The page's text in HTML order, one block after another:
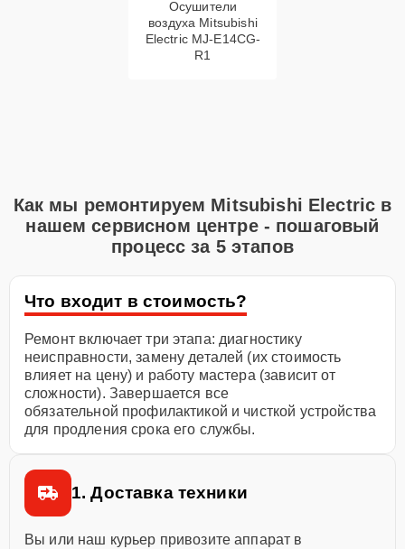
Осушители
воздуха Mitsubishi
Electric MJ-E14CG-
R1
Как мы ремонтируем Mitsubishi Electric в
нашем сервисном центре - пошаговый
процесс за 5 этапов
Что входит в стоимость?
Ремонт включает три этапа: диагностику
неисправности, замену деталей (их стоимость
влияет на цену) и работу мастера (зависит от
сложности). Завершается все
обязательной профилактикой и чисткой устройства
для продления срока его службы.
1. Доставка техники
Вы или наш курьер привозите аппарат в